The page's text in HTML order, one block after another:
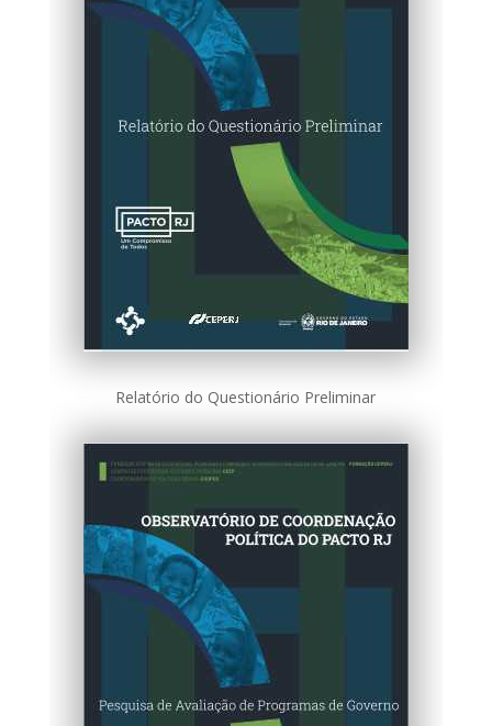
Relatório do Questionário Preliminar